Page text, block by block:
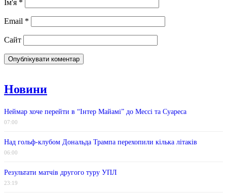
Ім'я *
Email *
Сайт
Новини
Неймар хоче перейти в “Інтер Майамі” до Мессі та Суареса
07:00
Над гольф-клубом Дональда Трампа перехопили кілька літаків
06:00
Результати матчів другого туру УПЛ
23:19